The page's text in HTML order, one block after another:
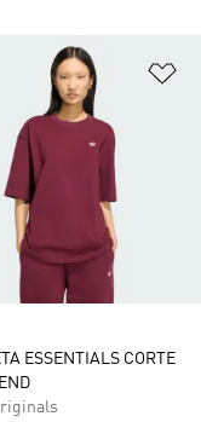
lista de deseos
ESSENTIALS CORTE